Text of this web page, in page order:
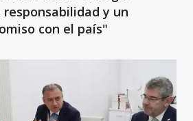
y un
con el país"